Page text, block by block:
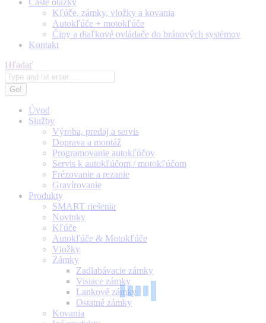
Časté otázky
Kľúče, zámky, vložky a kovania
Autokľúče + motokľúče
Čipy a diaľkové ovládače do bránových systémov
Kontakt
Search:
Hľadať
Úvod
Služby
Výroba, predaj a servis
Doprava a montáž
Programovanie autokľúčov
Servis k autokľúčom / motokľúčom
Frézovanie a rezanie
Gravírovanie
Produkty
SMART riešenia
Novinky
Kľúče
Autokľúče & Motokľúče
Vložky
Zámky
Zadlabávacie zámky
Visiace zámky
Lankové zámky
Ostatné zámky
Kovania